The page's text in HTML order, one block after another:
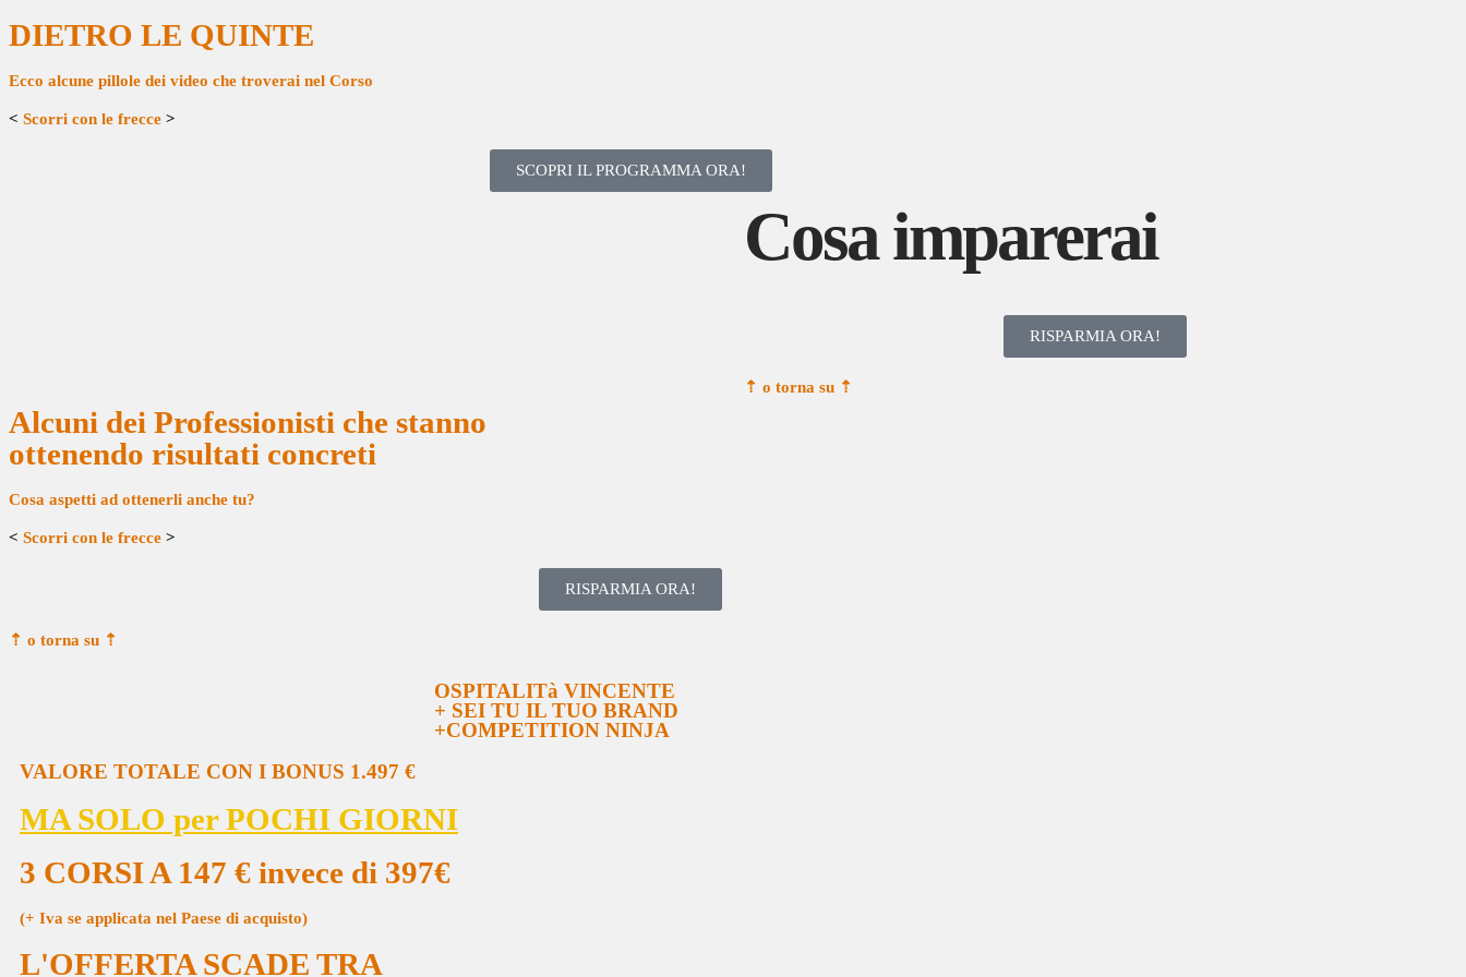
DIETRO LE QUINTE
Ecco alcune pillole dei video che troverai nel Corso​
< Scorri con le frecce >
SCOPRI IL PROGRAMMA ORA!
Cosa imparerai
RISPARMIA ORA!
⇡ o torna su ⇡
Alcuni dei Professionisti che stanno
ottenendo risultati concreti
Cosa aspetti ad ottenerli anche tu?
< Scorri con le frecce >
RISPARMIA ORA!
⇡ o torna su ⇡
OSPITALITà VINCENTE
+ SEI TU IL TUO BRAND
+COMPETITION NINJA
VALORE TOTALE CON I BONUS 1.497 €
MA SOLO per POCHI GIORNI
3 CORSI A 147 € invece di 397€
(+ Iva se applicata nel Paese di acquisto)
L'OFFERTA SCADE TRA